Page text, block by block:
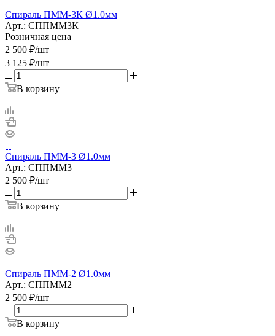
Спираль ПММ-3К Ø1.0мм
Арт.: СППММ3К
Розничная цена
2 500 ₽/шт
3 125 ₽/шт
В корзину
Спираль ПММ-3 Ø1.0мм
Арт.: СППММ3
2 500 ₽/шт
В корзину
Спираль ПММ-2 Ø1.0мм
Арт.: СППММ2
2 500 ₽/шт
В корзину